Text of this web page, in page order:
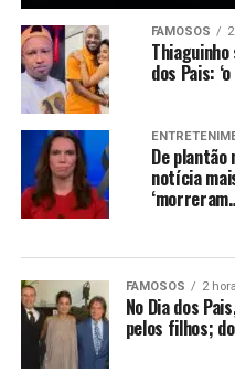
FAMOSOS
dos Pais:
De plantão
notícia
FAMOSOS 2
No Dia dos
pelos filhos;